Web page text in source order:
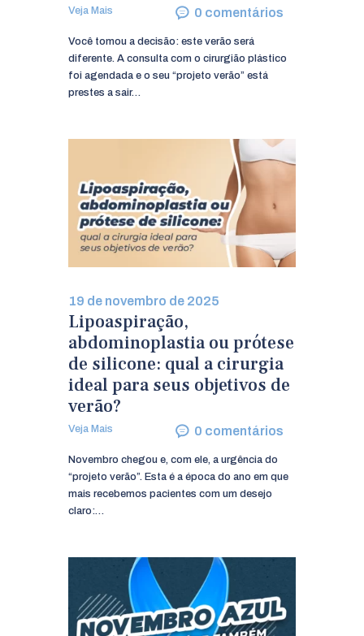
Veja Mais 0 comentários
Você tomou a decisão: este verão será
diferente. A consulta com o cirurgião plástico
foi agendada e o seu “projeto verão” está
prestes a sair…
19 de novembro de 2025
Lipoaspiração,
abdominoplastia ou prótese
de silicone: qual a cirurgia
ideal para seus objetivos de
verão?
Veja Mais 0 comentários
Novembro chegou e, com ele, a urgência do
“projeto verão”. Esta é a época do ano em que
mais recebemos pacientes com um desejo
claro:…